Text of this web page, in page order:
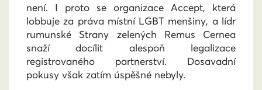
není. I proto se organizace Accept, která
lobbuje za práva místní LGBT menšiny, a lídr
rumunské Strany zelených Remus Cernea
snaží docílit alespoň legalizace
registrovaného partnerství. Dosavadní
pokusy však zatím úspěšné nebyly.